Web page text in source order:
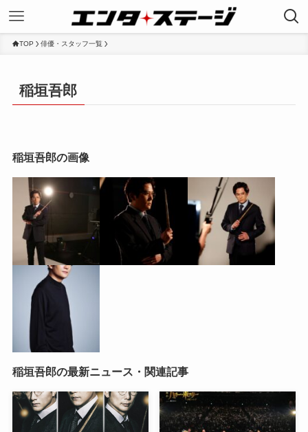
TOP 俳優・スタッフ一覧
稲垣吾郎
稲垣吾郎の画像
稲垣吾郎の最新ニュース・関連記事